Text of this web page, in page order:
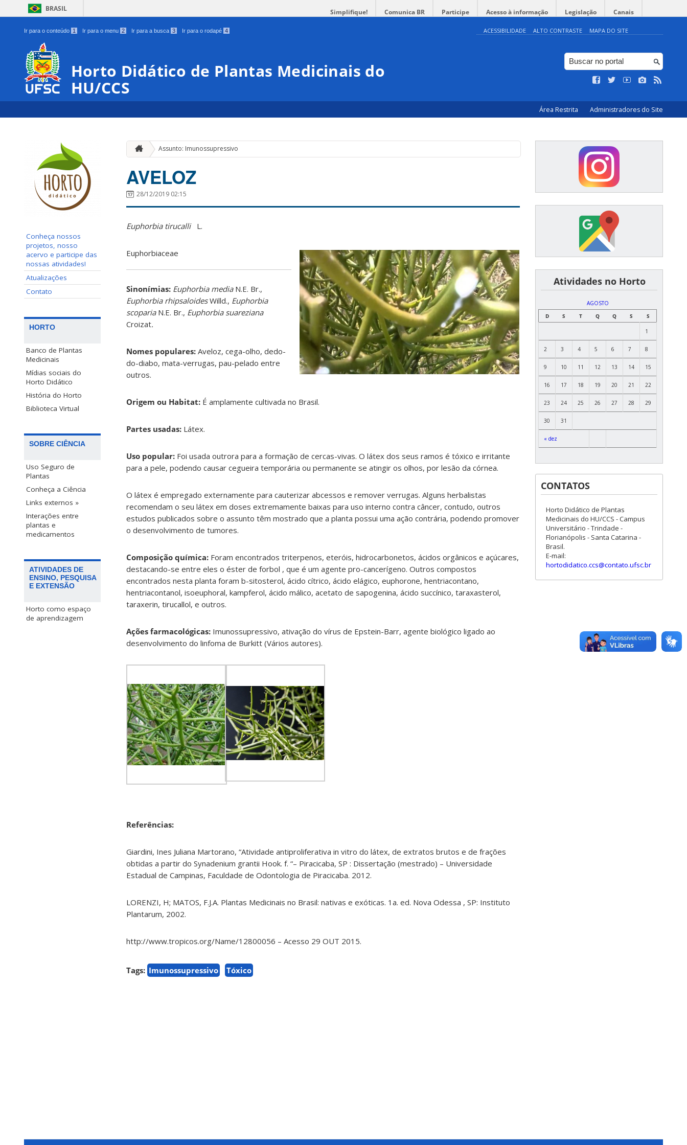
BRASIL Simplifique! Comunica BR Participe Acesso à informação Legislação Canais
Ir para o conteúdo 1 Ir para o menu 2 Ir para a busca 3 Ir para o rodapé 4 ACESSIBILIDADE ALTO CONTRASTE MAPA DO SITE
Horto Didático de Plantas Medicinais do
HU/CCS
Área Restrita Administradores do Site
Conheça nossos
projetos, nosso
acervo e participe das
nossas atividades!
Atualizações
Contato
HORTO
Banco de Plantas
Medicinais
Mídias sociais do
Horto Didático
História do Horto
Biblioteca Virtual
SOBRE CIÊNCIA
Uso Seguro de
Plantas
Conheça a Ciência
Links externos »
Interações entre
plantas e
medicamentos
ATIVIDADES DE
ENSINO, PESQUISA
E EXTENSÃO
Horto como espaço
de aprendizagem
Assunto: Imunossupressivo
AVELOZ
28/12/2019 02:15
Euphorbia tirucalli L.
Euphorbiaceae
Sinonímias: Euphorbia mediaN.E. Br.,
Euphorbia rhipsaloidesWilld., Euphorbia
scopariaN.E. Br., Euphorbia suareziana
Croizat.
Nomes populares: Aveloz, cega-olho, dedo-
do-diabo, mata-verrugas, pau-pelado entre
outros.
Origem ou Habitat: É amplamente cultivada no Brasil.
Partes usadas: Látex.
Uso popular: Foi usada outrora para a formação de cercas-vivas. O látex dos seus ramos é tóxico e irritante
para a pele, podendo causar cegueira temporária ou permanente se atingir os olhos, por lesão da córnea.
O látex é empregado externamente para cauterizar abcessos e remover verrugas. Alguns herbalistas
recomendam o seu látex em doses extremamente baixas para uso interno contra câncer, contudo, outros
estudos publicados sobre o assunto têm mostrado que a planta possui uma ação contrária, podendo promover
o desenvolvimento de tumores.
Composição química: Foram encontrados triterpenos, eteróis, hidrocarbonetos, ácidos orgânicos e açúcares,
destacando-se entre eles o éster de forbol , que é um agente pro-cancerígeno. Outros compostos
encontrados nesta planta foram b-sitosterol, ácido cítrico, ácido elágico, euphorone, hentriacontano,
hentriacontanol, isoeuphoral, kampferol, ácido málico, acetato de sapogenina, ácido succínico, taraxasterol,
taraxerin, tirucallol, e outros.
Ações farmacológicas: Imunossupressivo, ativação do vírus de Epstein-Barr, agente biológico ligado ao
desenvolvimento do linfoma de Burkitt (Vários autores).
Referências:
Giardini, Ines Juliana Martorano, “Atividade antiproliferativa in vitro do látex, de extratos brutos e de frações
obtidas a partir do Synadenium grantii Hook. f. “– Piracicaba, SP : Dissertação (mestrado) – Universidade
Estadual de Campinas, Faculdade de Odontologia de Piracicaba. 2012.
LORENZI, H; MATOS, F.J.A. Plantas Medicinais no Brasil: nativas e exóticas. 1a. ed. Nova Odessa , SP: Instituto
Plantarum, 2002.
http://www.tropicos.org/Name/12800056 – Acesso 29 OUT 2015.
Tags: Imunossupressivo Tóxico
͏ ͏ ͏ ͏ ͏ ͏Atividades no Horto
AGOSTO
D
S T Q Q S S
« dez
1
2 3 4 5 6 7 8
9 10 11 12 13 14 15
16 17 18 19 20 21 22
23 24 25 26 27 28 29
30 31
CONTATOS
Horto Didático de Plantas
Medicinais do HU/CCS - Campus
Universitário - Trindade -
Florianópolis - Santa Catarina -
Brasil.
E-mail:
hortodidatico.ccs@contato.ufsc.br